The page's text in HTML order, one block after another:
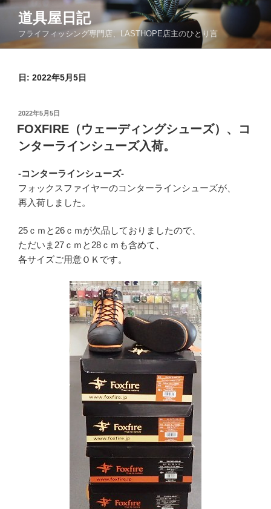
コ
ン
道具屋日記
フライフィッシング専門店、LASTHOPE店主のひとり言
日: 2022年5月5日
投
稿
日:
2022年5月5日
FOXFIRE（ウェーディングシューズ）、コ
ンターラインシューズ入荷。
-コンターラインシューズ-
フォックスファイヤーのコンターラインシューズが、
再入荷しました。
25ｃｍと26ｃｍが欠品しておりましたので、
ただいま27ｃｍと28ｃｍも含めて、
各サイズご用意ＯＫです。